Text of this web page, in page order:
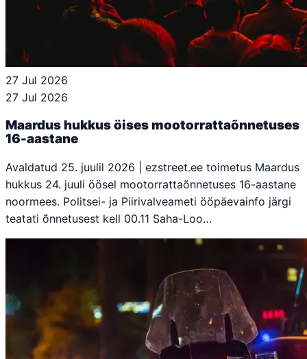
27 Jul 2026
27 Jul 2026
Maardus hukkus öises mootorrattaõnnetuses
16-aastane
Avaldatud 25. juulil 2026 | ezstreet.ee toimetus Maardus
hukkus 24. juuli öösel mootorrattaõnnetuses 16-aastane
noormees. Politsei- ja Piirivalveameti ööpäevainfo järgi
teatati õnnetusest kell 00.11 Saha-Loo…